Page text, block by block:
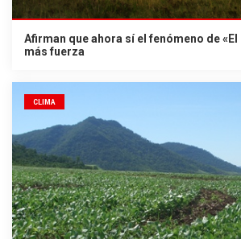
Afirman que ahora sí el fenómeno de
más fuerza
CLIMA